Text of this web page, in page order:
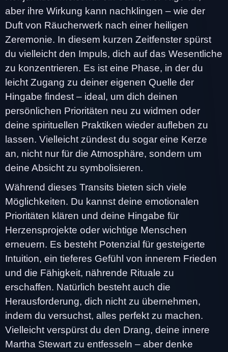
aber ihre Wirkung kann nachklingen – wie der
Duft von Räucherwerk nach einer heiligen
Zeremonie. In diesem kurzen Zeitfenster spürst
du vielleicht den Impuls, dich auf das Wesentliche
zu konzentrieren. Es ist eine Phase, in der du
leicht Zugang zu deiner eigenen Quelle der
Hingabe findest – ideal, um dich deinen
persönlichen Prioritäten neu zu widmen oder
deine spirituellen Praktiken wieder aufleben zu
lassen. Vielleicht zündest du sogar eine Kerze
an, nicht nur für die Atmosphäre, sondern um
deine Absicht zu symbolisieren.
Während dieses Transits bieten sich viele
Möglichkeiten. Du kannst deine emotionalen
Prioritäten klären und deine Hingabe für
Herzensprojekte oder wichtige Menschen
erneuern. Es besteht Potenzial für gesteigerte
Intuition, ein tieferes Gefühl von innerem Frieden
und die Fähigkeit, nährende Rituale zu
erschaffen. Natürlich besteht auch die
Herausforderung, dich nicht zu übernehmen,
indem du versuchst, alles perfekt zu machen.
Vielleicht verspürst du den Drang, deine innere
Martha Stewart zu entfesseln – aber denke